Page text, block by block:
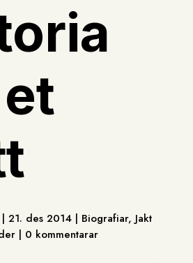
21. des 2014 | Biografiar, Jakt
| 0 kommentarar